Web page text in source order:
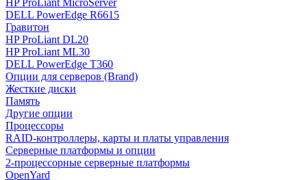
HP ProLiant MicroServer
DELL PowerEdge R6615
Гравитон
HP ProLiant DL20
HP ProLiant ML30
DELL PowerEdge T360
Опции для серверов (Brand)
Жесткие диски
Память
Другие опции
Процессоры
RAID-контроллеры, карты и платы управления
Серверные платформы и опции
2-процессорные серверные платформы
OpenYard